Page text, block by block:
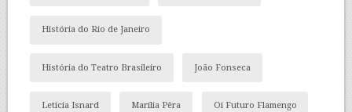
História do Rio de Janeiro
História do Teatro Brasileiro João Fonseca
Letícia Isnard Marília Pêra Oi Futuro Flamengo